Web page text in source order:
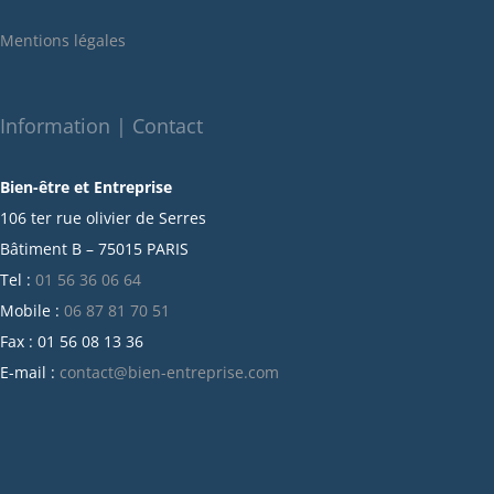
décembre 2021
octobre 2021
juillet 2021
juin 2021
mai 2021
avril 2021
mars 2021
février 2021
janvier 2021
Mentions légales
Information | Contact
Bien-être et Entreprise
106 ter rue olivier de Serres
Bâtiment B – 75015 PARIS
Tel : 01 56 36 06 64
Mobile : 06 87 81 70 51
Fax : 01 56 08 13 36
E-mail : contact@bien-entreprise.com